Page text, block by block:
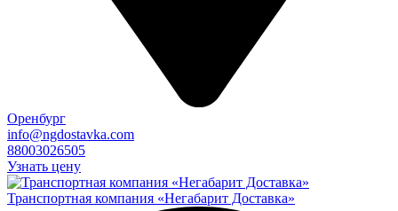
Оренбург
info@ngdostavka.com
88003026505
Узнать цену
Транспортная компания «Негабарит Доставка»